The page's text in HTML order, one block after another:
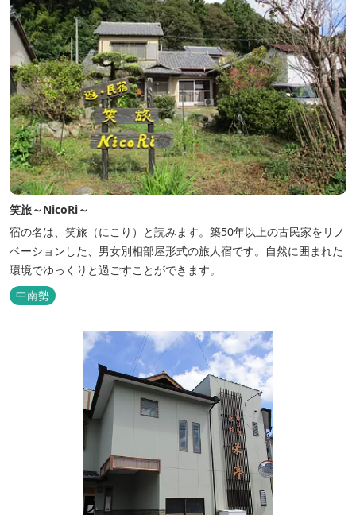
笑旅～NicoRi～
宿の名は、笑旅（にこり）と読みます。築50年以上の古民家をリノ
ベーションした、男女別相部屋形式の旅人宿です。自然に囲まれた
環境でゆっくりと過ごすことができます。
中南勢